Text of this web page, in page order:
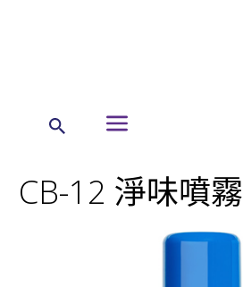
CB-12 淨味噴霧
CB-12 淨味噴霧